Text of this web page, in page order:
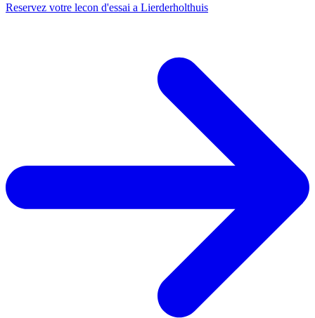
Reservez votre lecon d'essai a Lierderholthuis